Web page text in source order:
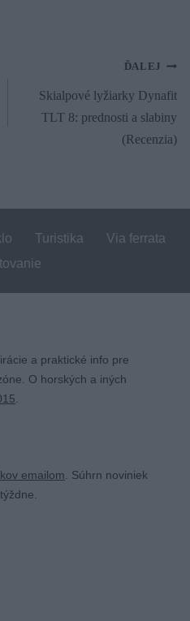
ĎALEJ
Skialpové lyžiarky Dynafit
TLT 8: prednosti a slabiny
(Recenzia)
Turistika
Via ferrata
a praktické info pre
O horských a iných
emailom . Súhrn noviniek